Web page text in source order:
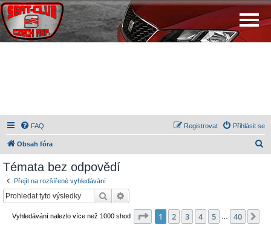
FAQ Přihlásit se
Registrovat
Obsah fóra
Témata bez odpovědí
Přejít na rozšířené vyhledávání
Hledat
Vyhledávání nalezlo více než 1000 shod Stránka z 40
1 2 3 4 5 40